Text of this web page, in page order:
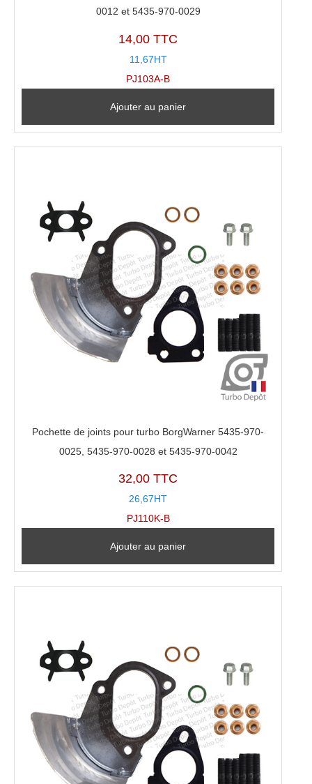
0012 et 5435-970-0029
14,00 TTC
11,67HT
PJ103A-B
Ajouter au panier
Pochette de joints pour turbo BorgWarner 5435-970-
0025, 5435-970-0028 et 5435-970-0042
32,00 TTC
26,67HT
PJ110K-B
Ajouter au panier